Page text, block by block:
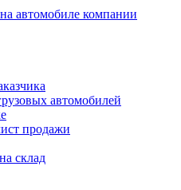
автомобиле компании
автомобилей
продажи
склад